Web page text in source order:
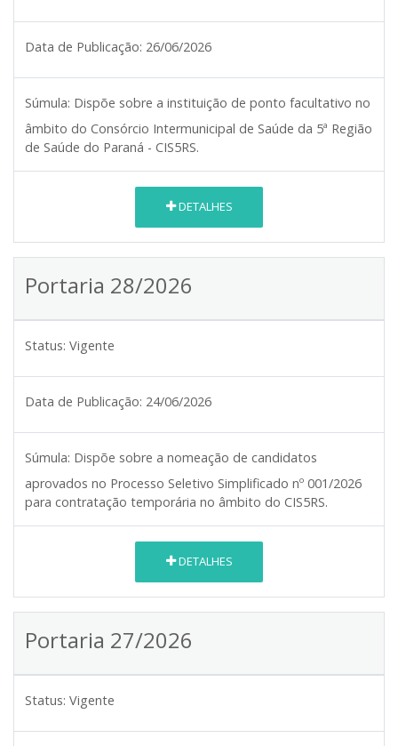
Data de Publicação: 26/06/2026
Súmula: Dispõe sobre a instituição de ponto facultativo no
âmbito do Consórcio Intermunicipal de Saúde da 5ª Região
de Saúde do Paraná - CIS5RS.
DETALHES
Portaria 28/2026
Status: Vigente
Data de Publicação: 24/06/2026
Súmula: Dispõe sobre a nomeação de candidatos
aprovados no Processo Seletivo Simplificado nº 001/2026
para contratação temporária no âmbito do CIS5RS.
DETALHES
Portaria 27/2026
Status: Vigente